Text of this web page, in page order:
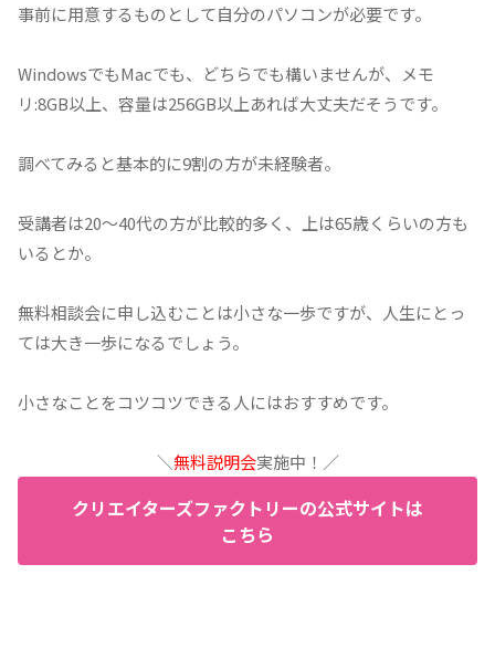
事前に用意するものとして自分のパソコンが必要です。
WindowsでもMacでも、どちらでも構いませんが、メモ
リ:8GB以上、容量は256GB以上あれば大丈夫だそうです。
調べてみると基本的に9割の方が未経験者。
受講者は20〜40代の方が比較的多く、上は65歳くらいの方も
いるとか。
無料相談会に申し込むことは小さな一歩ですが、人生にとっ
ては大き一歩になるでしょう。
小さなことをコツコツできる人にはおすすめです。
＼無料説明会実施中！／
クリエイターズファクトリーの公式サイトは
こちら